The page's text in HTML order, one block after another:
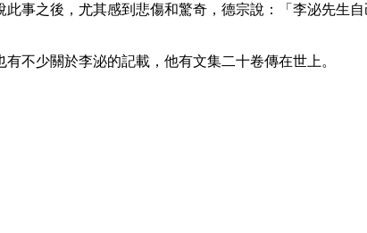
事之後，尤其感到悲傷和驚奇，德宗說：「李泌先生
不少關於李泌的記載，他有文集二十卷傳在世上。